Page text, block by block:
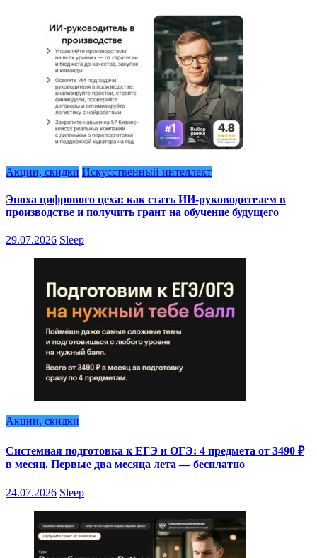
Акции, скидки Искусственный интеллект
Эпоха цифрового цеха: как стать ИИ-руководителем в
производстве и получить грант на обучение будущего
29.07.2026 Sleep
Акции, скидки
Системная подготовка к ЕГЭ и ОГЭ: 4 предмета от 3490 ₽
в месяц. Первые два месяца лета — бесплатно
24.07.2026 Sleep